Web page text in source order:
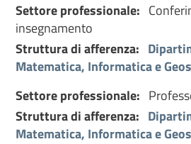
Settore professionale:
insegnamento
Struttura di afferenza:
Matematica, Informatica e
Settore professionale:
Struttura di afferenza:
Matematica, Informatica e